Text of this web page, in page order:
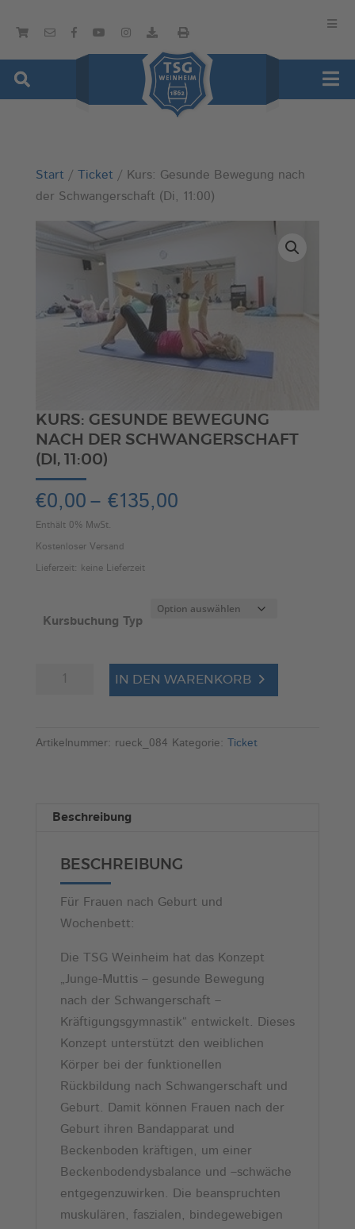
Start / Ticket / Kurs: Gesunde Bewegung nach
der Schwangerschaft (Di, 11:00)
KURS: GESUNDE BEWEGUNG
NACH DER SCHWANGERSCHAFT
(DI, 11:00)
€0,00 – €135,00Preisspanne:
Enthält 0% MwSt.
Kostenloser Versand
Lieferzeit: keine Lieferzeit
Kursbuchung Typ
nach
11:00)
IN DEN WARENKORB
l
Artikelnummer: rueck_084 Kategorie: Ticket
Beschreibung
BESCHREIBUNG
Für Frauen nach Geburt und
Wochenbett:
Die TSG Weinheim hat das Konzept
„Junge-Muttis – gesunde Bewegung
nach der Schwangerschaft –
Kräftigungsgymnastik“ entwickelt. Dieses
Konzept unterstützt den weiblichen
Körper bei der funktionellen
Rückbildung nach Schwangerschaft und
Geburt. Damit können Frauen nach der
Geburt ihren Bandapparat und
Beckenboden kräftigen, um einer
Beckenbodendysbalance und –schwäche
entgegenzuwirken. Die beanspruchten
muskulären, faszialen, bindegewebigen